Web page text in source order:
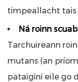
timpeallacht tais
Ná roinn
Tarchuireann
mutans (an
pataiginí eile go